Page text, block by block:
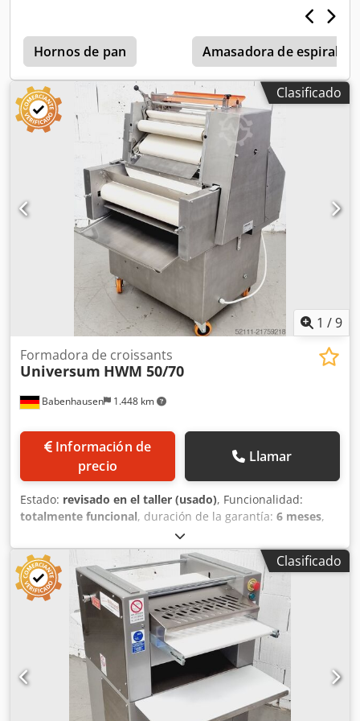
, Máquina
de enrollado de productos de panadería tipo "hörnchen"
MK-Erka WMA 30 Ancho de la banda de enrollado: 320 mm
Para todos los tipos de pan, como "Kornspitz" y
"Laugenstangen" Fabricada en acero inoxidable
¡Tecnología sencilla y robusta! Conexión: 400 V, enchufe
CEE de 16 A Chjdpew Tqkxsfx Akiea Dimensiones: 590 x 680
x 1220-1300 mm (ancho x largo x alto) Máquina usada,
reacondicionada Con garantía + servicio de repuestos
¡Calidad de un taller especializado! ¡Benefíciese de más de
35 años de experiencia! Opciones: Contrato de
mantenimiento Dispositivo de alimentación Caja eléctrica
para mayor seguridad Paquete de servicios Servicio de
entrega Asistencia técnica e instalación ¡Ofrecemos una
amplia gama de máquinas de enrollado!
Hornos de pan Amasadora de espiral
Clasificado
1 /9
Babenhausen 1.448 km
Formadora de croissants
Universum HWM 50/70
Información de
precio
Llamar
Estado: revisado en el taller (usado), Funcionalidad:
totalmente funcional, duración de la garantía: 6 meses,
, año de la última revisión:
Certificado DGUV hasta:08/2027, anchura de trabajo:700
mm, ancho de cinta transportadora:700 mm, tipo de
corriente de entrada:trifásico, MÁQUINA AUTOMÁTICA
PARA LA ELABORACIÓN DE VIRUTAS UNIVERSUM HWM
50/70 Máquina universal y combinada para la elaboración
de virutas apta para todo tipo de masas, tanto para virutas
como para rollos largos tecnología robusta máquina para
la elaboración de virutas que garantiza una alta y
constante calidad solo en nuestra empresa, cumple con la
certificación DGUV V3 Chedpey Ebiwefx Akioa conexión de
Clasificado